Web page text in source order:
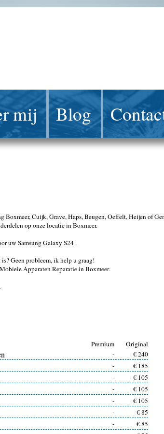
mij Blog
Boxmeer, Cuijk, Grave, Haps, Beugen, Oeffelt, Heijen of
op onze locatie in Boxmeer.
uw Samsung Galaxy S24 .
Geen probleem, ik help u graag!
Apparaten Reparatie in Boxmeer.
Premium Original
- € 240
- € 185
- € 105
- € 105
- € 105
- € 85
- € 85